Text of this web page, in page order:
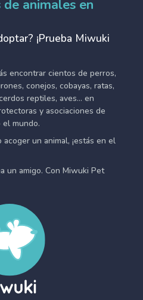
animales en
¡Prueba Miwuki
encontrar cientos de perros,
conejos, cobayas, ratas,
reptiles, aves... en
y asociaciones de
mundo.
un animal, ¡estás en el
un amigo. Con Miwuki Pet